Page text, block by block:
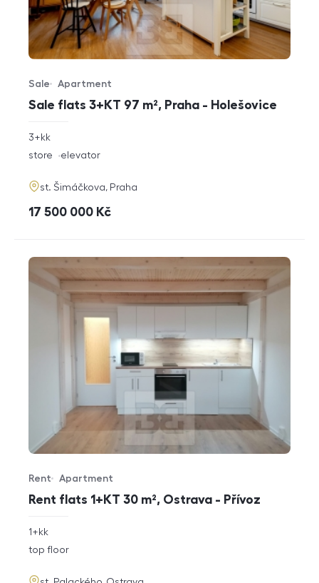
Sale flats 3+KT 97 m², Praha - Holešovice
Offer type
Sale
Property type
Apartment
rozměry
disposition
3+kk
funkce
store elevator
adresa
st. Šimáčkova, Praha
cena
17 500 000 Kč
Rent flats 1+KT 30 m², Ostrava - Přívoz
Offer type
Rent
Property type
Apartment
rozměry
disposition
1+kk
funkce
top floor